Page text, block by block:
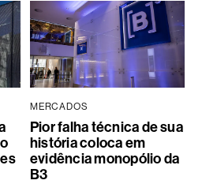
MERCADOS
Pior falha técnica de sua
história coloca em
evidência monopólio da
B3